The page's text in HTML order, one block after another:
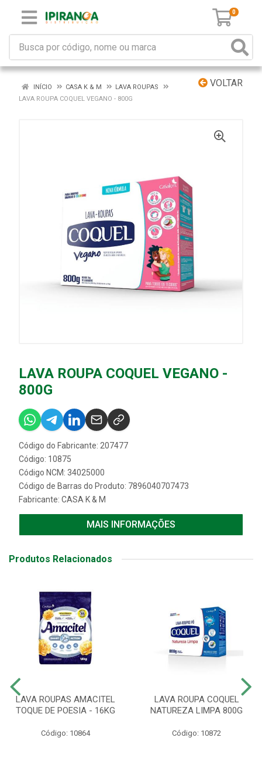
0
VOLTAR
INÍCIO CASA K & M
LAVA ROUPAS
LAVA ROUPA COQUEL VEGANO - 800G
LAVA ROUPA COQUEL VEGANO -
800G
Código do Fabricante: 207477
Código: 10875
Código NCM: 34025000
Código de Barras do Produto: 7896040707473
Fabricante: CASA K & M
MAIS INFORMAÇÕES
Produtos Relacionados
LAVA ROUPAS AMACITEL
TOQUE DE POESIA - 16KG
Código: 10864
LAVA ROUPA COQUEL
NATUREZA LIMPA 800G
Código: 10872